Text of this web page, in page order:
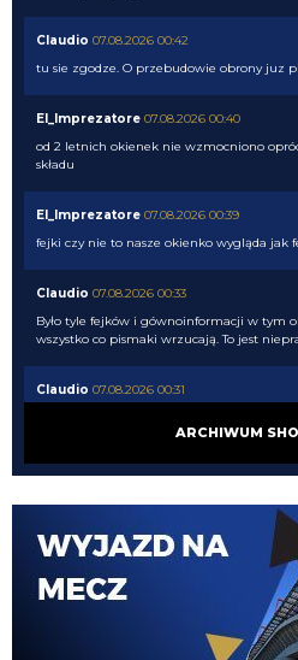
Claudio 07.08.2026 00:42
tu sie zgodze. O przebudowie obrony juz
El_Imprezatore 07.08.2026 00:40
od 2 letnich okienek nie wzmocniono
składu
El_Imprezatore 07.08.2026 00:39
fejki czy nie to nasze okienko wygląda jak
Claudio 07.08.2026 00:33
Było tyle fejków i gównoinformacji w tym
wszystko co pismaki wrzucają. To jest
Claudio 07.08.2026 00:31
El_Imprezatore 07.08.2026 00:09
Claudio 06.08.2026 23:58
pismaki zawsze maja info z opoznieniem.
z Romero. To wiedza tylko wewnatrz Interu
ARCHIWUM